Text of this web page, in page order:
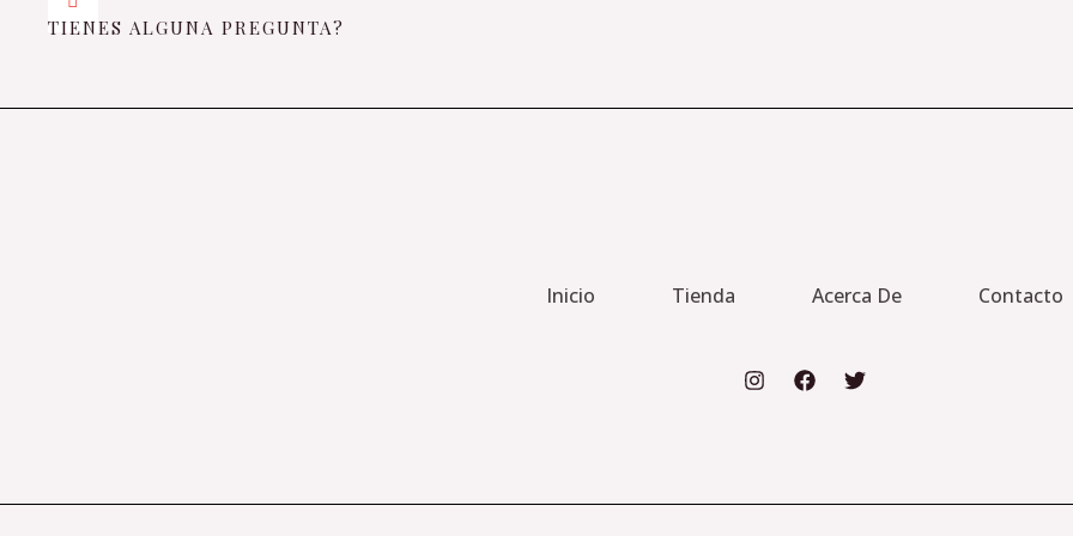
TIENES ALGUNA PREGUNTA?
Inicio Tienda Acerca De Contacto